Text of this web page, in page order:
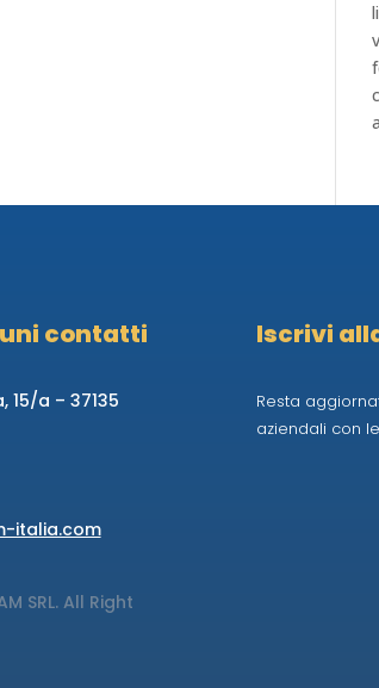
contatti
15/a – 37135
italia.com
SRL. All Right
Iscrivi
Resta
aziendali con